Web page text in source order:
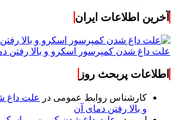
آخرین اطلاعات ایران
علت داغ شدن کمپرسور اسکرو و بالا رفتن
اطلاعات پربحث روز
کارشناس روابط عمومی در
علت داغ
و بالا رفتن دمای آن